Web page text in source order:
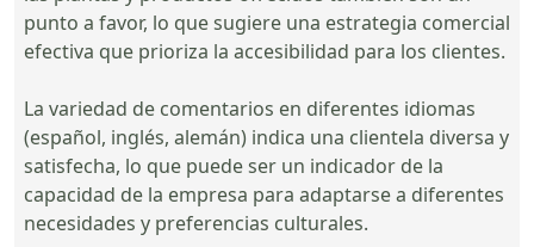
punto a favor, lo que sugiere una estrategia comercial
efectiva que prioriza la accesibilidad para los clientes.
La variedad de comentarios en diferentes idiomas
(español, inglés, alemán) indica una clientela diversa y
satisfecha, lo que puede ser un indicador de la
capacidad de la empresa para adaptarse a diferentes
necesidades y preferencias culturales.